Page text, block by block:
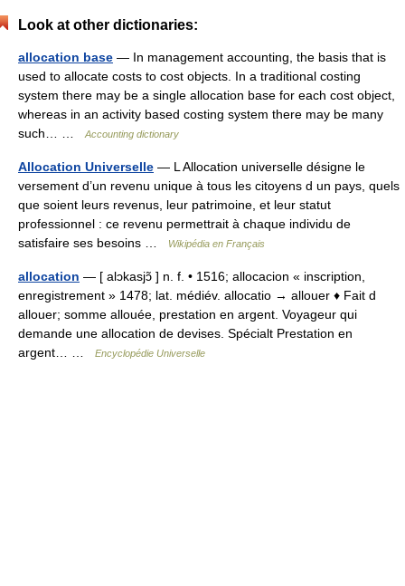
Look at other dictionaries:
allocation base — In management accounting, the basis that is
used to allocate costs to cost objects. In a traditional costing
system there may be a single allocation base for each cost object,
whereas in an activity based costing system there may be many
such… …
Accounting dictionary
Allocation Universelle — L Allocation universelle désigne le
versement d’un revenu unique à tous les citoyens d un pays, quels
que soient leurs revenus, leur patrimoine, et leur statut
professionnel : ce revenu permettrait à chaque individu de
satisfaire ses besoins …
Wikipédia en Français
allocation — [ alɔkasjɔ̃ ] n. f. • 1516; allocacion « inscription,
enregistrement » 1478; lat. médiév. allocatio → allouer ♦ Fait d
allouer; somme allouée, prestation en argent. Voyageur qui
demande une allocation de devises. Spécialt Prestation en
argent… …
Encyclopédie Universelle